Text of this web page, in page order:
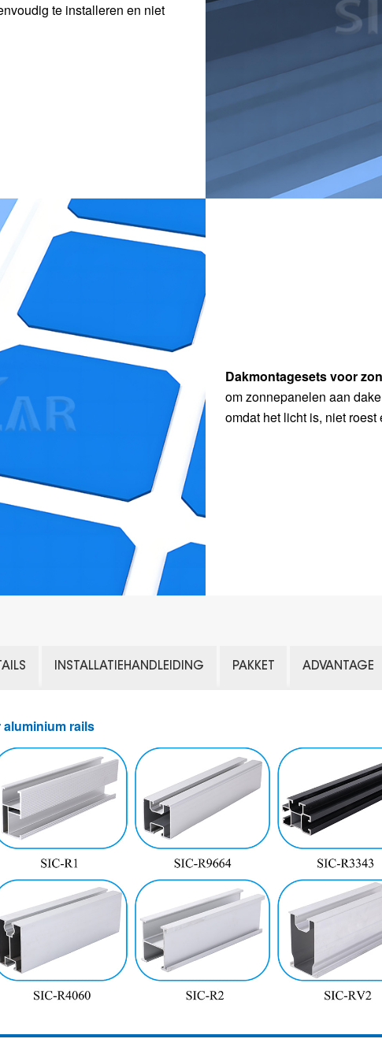
te installeren en niet
Dakmontagesets voor
om zonnepanelen aan
omdat het licht is, niet
INSTALLATIEHANDLEIDING PAKKET ADVANTAGE
rails